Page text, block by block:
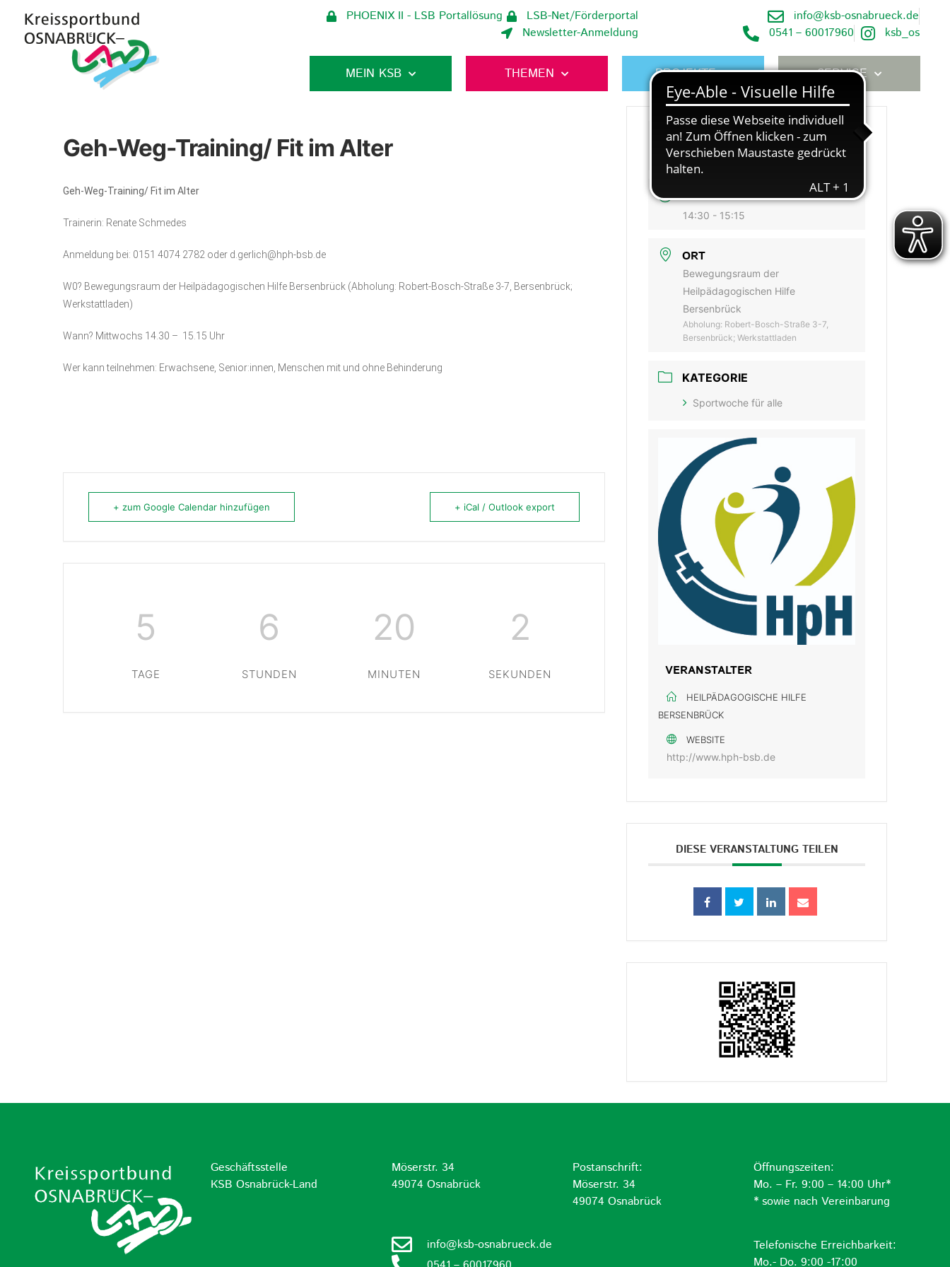
PHOENIX II - LSB Portallösung
LSB-Net/Förderportal
Newsletter-Anmeldung
info@ksb-osnabrueck.de
0541 – 60017960
ksb_os
MEIN KSB THEMEN PROJEKTE SERVICE
Geh-Weg-Training/ Fit im Alter
Geh-Weg-Training/ Fit im Alter
Trainerin: Renate Schmedes
Anmeldung bei: 0151 4074 2782 oder d.gerlich@hph-bsb.de
W0? Bewegungsraum der Heilpädagogischen Hilfe Bersenbrück (Abholung: Robert-Bosch-Straße 3-7, Bersenbrück;
Werkstattladen)
Wann? Mittwochs 14.30 – 15.15 Uhr
Wer kann teilnehmen: Erwachsene, Senior:innen, Menschen mit und ohne Behinderung
+ zum Google Calendar hinzufügen + iCal / Outlook export
5
TAGE
6
STUNDEN
20
MINUTEN
2
SEKUNDEN
DATUM
Aug. 12 2026
UHRZEIT
14:30 - 15:15
ORT
Bewegungsraum der
Heilpädagogischen Hilfe
Bersenbrück
Abholung: Robert-Bosch-Straße 3-7,
Bersenbrück; Werkstattladen
KATEGORIE
Sportwoche für alle
VERANSTALTER
HEILPÄDAGOGISCHE HILFE
BERSENBRÜCK
WEBSITE
http://www.hph-bsb.de
DIESE VERANSTALTUNG TEILEN
Geschäftsstelle
KSB Osnabrück-Land
Möserstr. 34
49074 Osnabrück
info@ksb-osnabrueck.de
Postanschrift:
Möserstr. 34
49074 Osnabrück
Öffnungszeiten:
Mo. – Fr. 9:00 – 14:00 Uhr*
* sowie nach Vereinbarung
Telefonische Erreichbarkeit:
Mo.- Do. 9:00 -17:00